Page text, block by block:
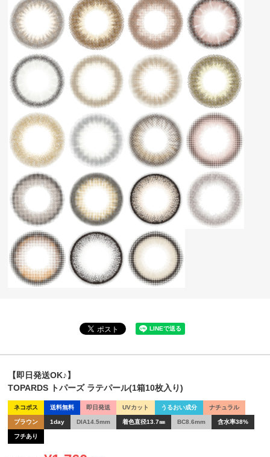
【即日発送OK♪】
TOPARDS トパーズ ラテパール(1箱10枚入り)
ネコポス 送料無料 即日発送 UVカット うるおい成分 ナチュラル
ブラウン 1day DIA14.5mm 着色直径13.7㎜ BC8.6mm 含水率38%
フチあり